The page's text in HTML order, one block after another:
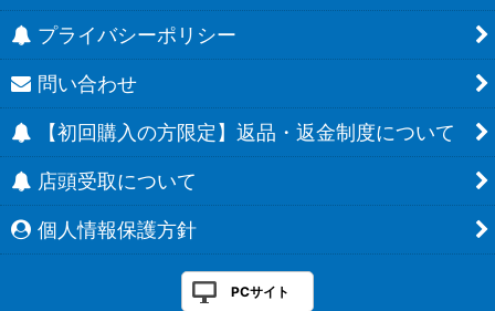
プライバシーポリシー
問い合わせ
【初回購入の方限定】返品・返金制度について
店頭受取について
個人情報保護方針
PCサイト